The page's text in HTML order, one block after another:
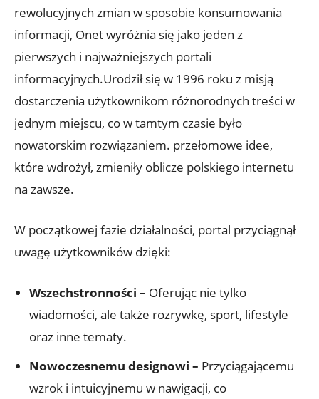
rewolucyjnych zmian w sposobie konsumowania
informacji, Onet wyróżnia się jako jeden z
pierwszych i najważniejszych portali
informacyjnych.Urodził się w 1996 roku z misją
dostarczenia użytkownikom różnorodnych treści w
jednym miejscu, co w tamtym czasie było
nowatorskim rozwiązaniem. przełomowe idee,
które wdrożył, zmieniły oblicze polskiego internetu
na zawsze.
W początkowej fazie działalności, portal przyciągnął
uwagę użytkowników dzięki:
Wszechstronności – Oferując nie tylko
wiadomości, ale także rozrywkę, sport, lifestyle
oraz inne tematy.
Nowoczesnemu designowi – Przyciągającemu
wzrok i intuicyjnemu w nawigacji, co